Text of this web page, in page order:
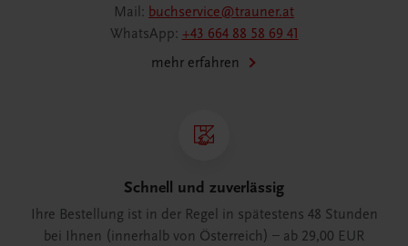
Mail: buchservice@trauner.at
WhatsApp: +43 664 88 58 69 41
mehr erfahren
Schnell und zuverlässig
Ihre Bestellung ist in der Regel in spätestens 48 Stunden
bei Ihnen (innerhalb von Österreich) – ab 29,00 EUR